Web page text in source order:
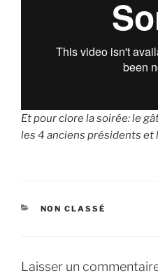
Et pour clore la soirée: le
les 4 anciens présidents
CATÉGORIES
NON CLASSÉ
Laisser un